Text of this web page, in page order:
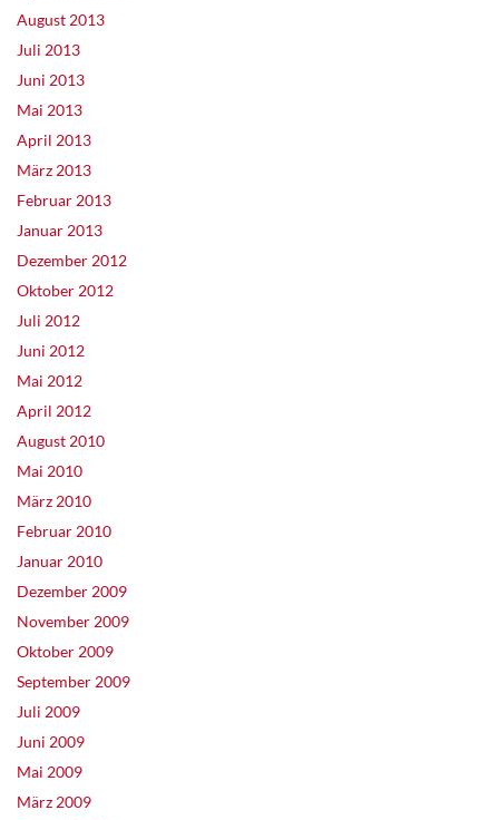
August 2013
Juli 2013
Juni 2013
Mai 2013
April 2013
März 2013
Februar 2013
Januar 2013
Dezember 2012
Oktober 2012
Juli 2012
Juni 2012
Mai 2012
April 2012
August 2010
Mai 2010
März 2010
Februar 2010
Januar 2010
Dezember 2009
November 2009
Oktober 2009
September 2009
Juli 2009
Juni 2009
Mai 2009
März 2009